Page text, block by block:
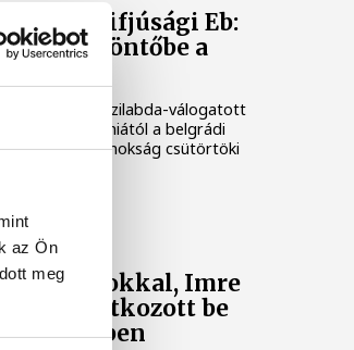
az Ön
meg
ifjúsági Eb:
elődöntőbe a
férfi ifjúsági kézilabda-válogatott
kikapott Szlovéniától a belgrádi
Európa-bajnokság csütörtöki
HC
bravúrokkal, Imre
mutatkozott be
mezben